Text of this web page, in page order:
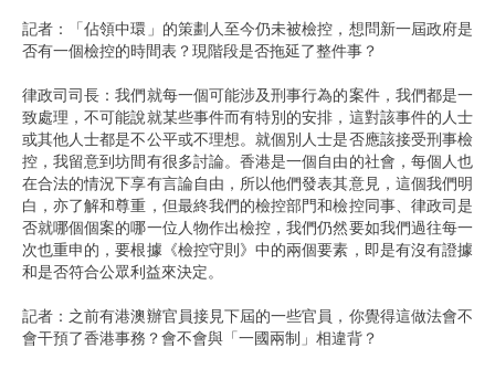
記者：「佔領中環」的策劃人至今仍未被檢控，想問新一屆政府是
否有一個檢控的時間表？現階段是否拖延了整件事？
律政司司長：我們就每一個可能涉及刑事行為的案件，我們都是一
致處理，不可能說就某些事件而有特別的安排，這對該事件的人士
或其他人士都是不公平或不理想。就個別人士是否應該接受刑事檢
控，我留意到坊間有很多討論。香港是一個自由的社會，每個人也
在合法的情況下享有言論自由，所以他們發表其意見，這個我們明
白，亦了解和尊重，但最終我們的檢控部門和檢控同事、律政司是
否就哪個個案的哪一位人物作出檢控，我們仍然要如我們過往每一
次也重申的，要根據《檢控守則》中的兩個要素，即是有沒有證據
和是否符合公眾利益來決定。
記者：之前有港澳辦官員接見下屆的一些官員，你覺得這做法會不
會干預了香港事務？會不會與「一國兩制」相違背？